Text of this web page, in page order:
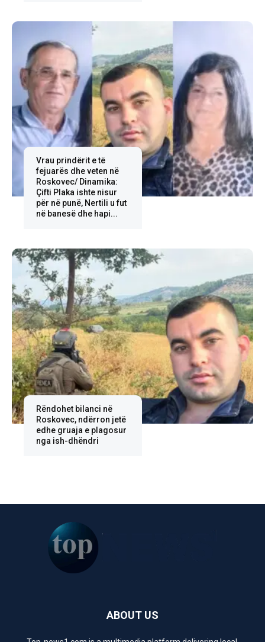
Vrau prindërit e të
fejuarës dhe veten në
Roskovec/ Dinamika:
Çifti Plaka ishte nisur
për në punë, Nertili u fut
në banesë dhe hapi...
Rëndohet bilanci në
Roskovec, ndërron jetë
edhe gruaja e plagosur
nga ish-dhëndri
ABOUT US